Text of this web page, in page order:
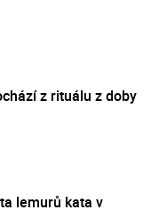
z rituálu z doby
lemurů kata v